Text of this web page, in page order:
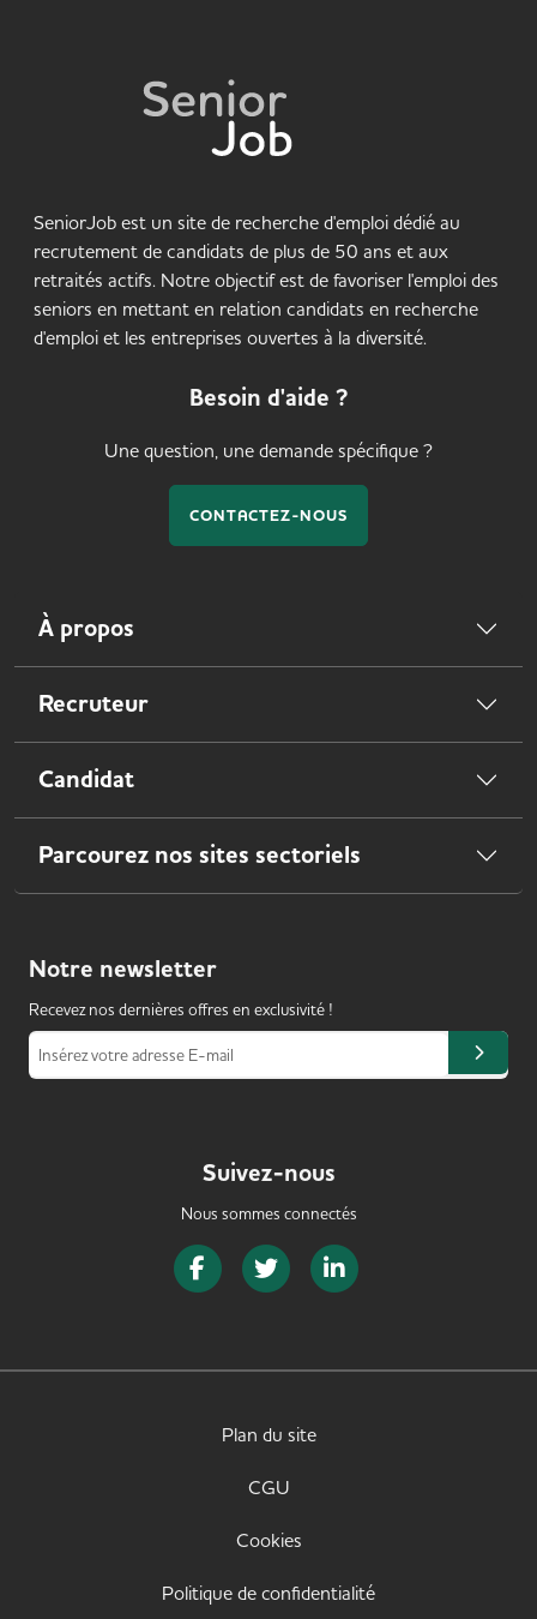
SeniorJob est un site de recherche d'emploi dédié au
recrutement de candidats de plus de 50 ans et aux
retraités actifs. Notre objectif est de favoriser l'emploi des
seniors en mettant en relation candidats en recherche
d'emploi et les entreprises ouvertes à la diversité.
Besoin d'aide ?
Une question, une demande spécifique ?
CONTACTEZ-NOUS
À propos
Recruteur
Candidat
Parcourez nos sites sectoriels
Notre newsletter
Recevez nos dernières offres en exclusivité !
Insérez votre adresse E-mail
Suivez-nous
Nous sommes connectés
Page Facebook de SeniorJob
Page Twitter de SeniorJob
Plan du site
CGU
Cookies
Politique de confidentialité